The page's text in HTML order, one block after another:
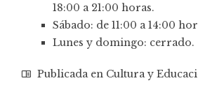
18:00 a 21:00 horas.
Sábado: de 11:00 a 14:00
Lunes y domingo: cerrado.
Publicada en Cultura y